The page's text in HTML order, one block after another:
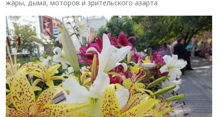
жары, дыма, моторов и зрительского азарта